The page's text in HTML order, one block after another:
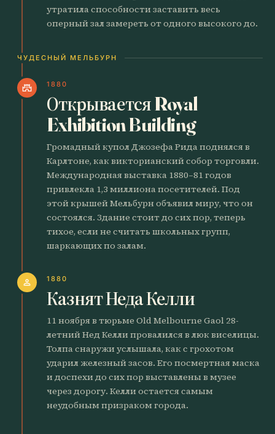
утратила способности заставить весь
оперный зал замереть от одного высокого до.
ЧУДЕСНЫЙ МЕЛЬБУРН
castle 1880
Открывается Royal
Exhibition Building
Громадный купол Джозефа Рида поднялся в
Карлтоне, как викторианский собор торговли.
Международная выставка 1880–81 годов
привлекла 1,3 миллиона посетителей. Под
этой крышей Мельбурн объявил миру, что он
состоялся. Здание стоит до сих пор, теперь
тихое, если не считать школьных групп,
шаркающих по залам.
person 1880
Казнят Неда Келли
11 ноября в тюрьме Old Melbourne Gaol 28-
летний Нед Келли провалился в люк виселицы.
Толпа снаружи услышала, как с грохотом
ударил железный засов. Его посмертная маска
и доспехи до сих пор выставлены в музее
через дорогу. Келли остается самым
неудобным призраком города.